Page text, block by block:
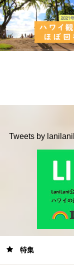
Tweets by
特集